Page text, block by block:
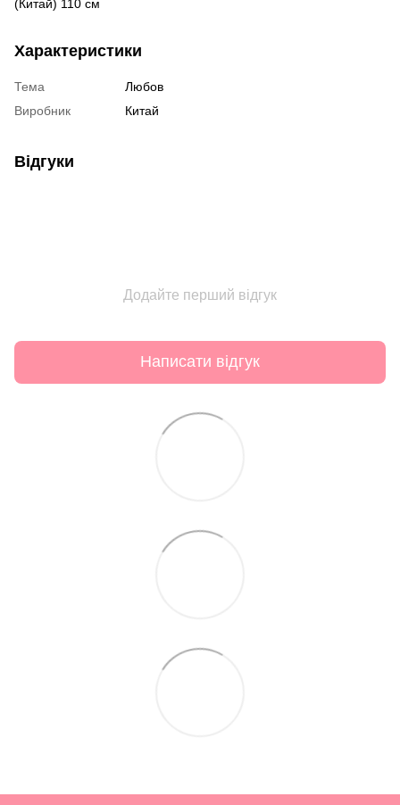
(Китай) 110 см
Характеристики
Тема
Любов
Виробник
Китай
Відгуки
Додайте перший відгук
Написати відгук